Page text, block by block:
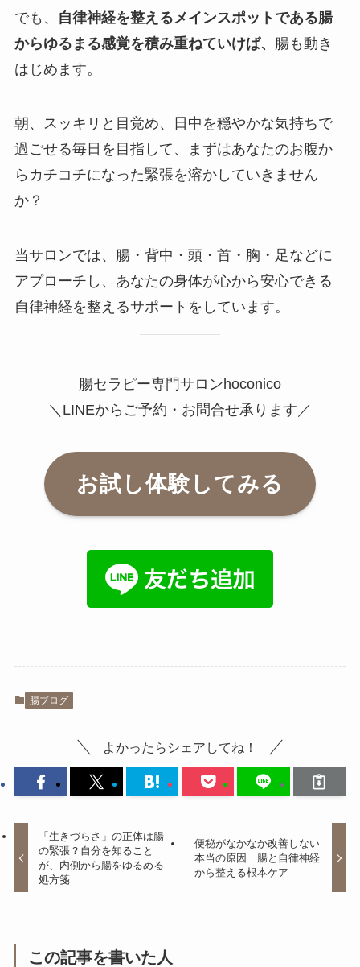
でも、
自律神経を整えるメインスポットである腸
からゆるまる感覚を積み重ねていけば、 腸も動き
はじめます。
朝、スッキリと目覚め、日中を穏やかな気持ちで
過ごせる毎日を目指して、まずはあなたのお腹か
らカチコチになった緊張を溶かしていきません
か？
当サロンでは、腸・背中・頭・首・胸・足などに
アプローチし、あなたの身体が心から安心できる
自律神経を整えるサポートをしています。
腸セラピー専門サロンhoconico
＼LINEからご予約・お問合せ承ります／
お試し体験してみる
腸ブログ
よかったらシェアしてね！
「生きづらさ」の正体は腸
の緊張？自分を知ること
が、内側から腸をゆるめる
処方箋
便秘がなかなか改善しない
本当の原因｜腸と自律神経
から整える根本ケア
この記事を書いた人